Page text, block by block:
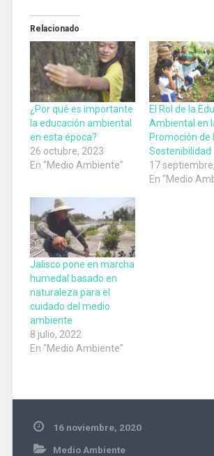
Relacionado
¿Por qué es importante
la educación ambiental
en esta época?
26 octubre, 2023
En "Medio Ambiente"
El Rol de la
Ambiental en
Promoción de
Sostenibilidad
17
En "Medio
Jalisco pone en marcha
humedal basado en
naturaleza para el
cuidado del medio
ambiente
8 julio, 2022
En "Medio Ambiente"
16 noviembre, 2020
Medio Ambiente